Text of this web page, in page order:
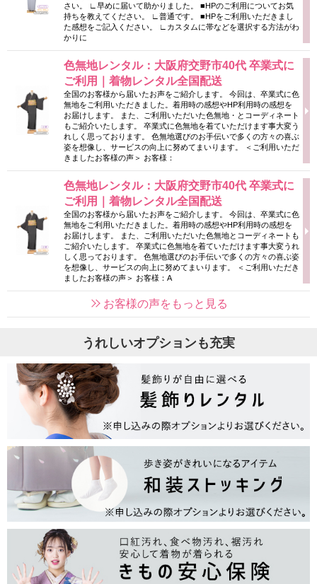
さい。 ∟早めに届いて助かりました。 ■HPのご利用についてお気
持ちを教えてください。 ∟普通です。 ■HPをご利用いただきまし
た感想をご記入ください。 ∟カスタムに帯などを選択する方法がわ
かりに
色無地レンタル：大阪府交野市40代 卒業式に
ご利用｜着物レンタル全国配送
全国のお客様から届いたお声をご紹介します。 今回は、卒業式に色
無地をご利用いただきました。着用時の感想やHP利用時の感想を
お届けします。 また、ご利用いただいた色無地・とコーディネート
もご紹介いたします。 卒業式に色無地を着ていただけます事大変う
れしく思っております。 色無地選びのお手伝いで多くの方々の喜ぶ
姿を想像し、サービスの向上に努めてまいります。 ＜ご利用いただ
きましたお客様の声＞ お客様：
色無地レンタル：大阪府交野市40代 卒業式に
ご利用｜着物レンタル全国配送
全国のお客様から届いたお声をご紹介します。 今回は、卒業式に色
無地をご利用いただきました。着用時の感想やHP利用時の感想を
お届けします。 また、ご利用いただいた色無地とコーディネートも
ご紹介いたします。 卒業式に色無地を着ていただけます事大変うれ
しく思っております。 色無地選びのお手伝いで多くの方々の喜ぶ姿
を想像し、サービスの向上に努めてまいります。 ＜ご利用いただき
ましたお客様の声＞ お客様：A
お客様の声をもっと見る
うれしいオプションも充実